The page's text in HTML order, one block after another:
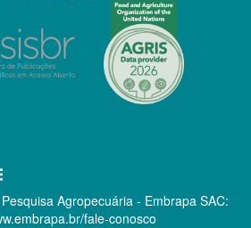
Agropecuária - Embrapa SAC:
fale-conosco